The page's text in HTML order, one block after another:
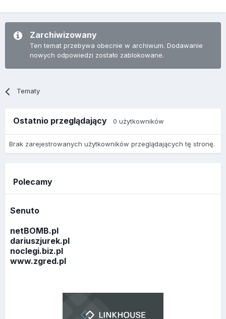
Zarchiwizowany
Ten temat przebywa obecnie w archiwum. Dodawanie
nowych odpowiedzi zostało zablokowane.
Tematy
Ostatnio przeglądający 0 użytkowników
Brak zarejestrowanych użytkowników przeglądających tę stronę.
Polecamy
Senuto
netBOMB.pl
dariuszjurek.pl
noclegi.biz.pl
www.zgred.pl